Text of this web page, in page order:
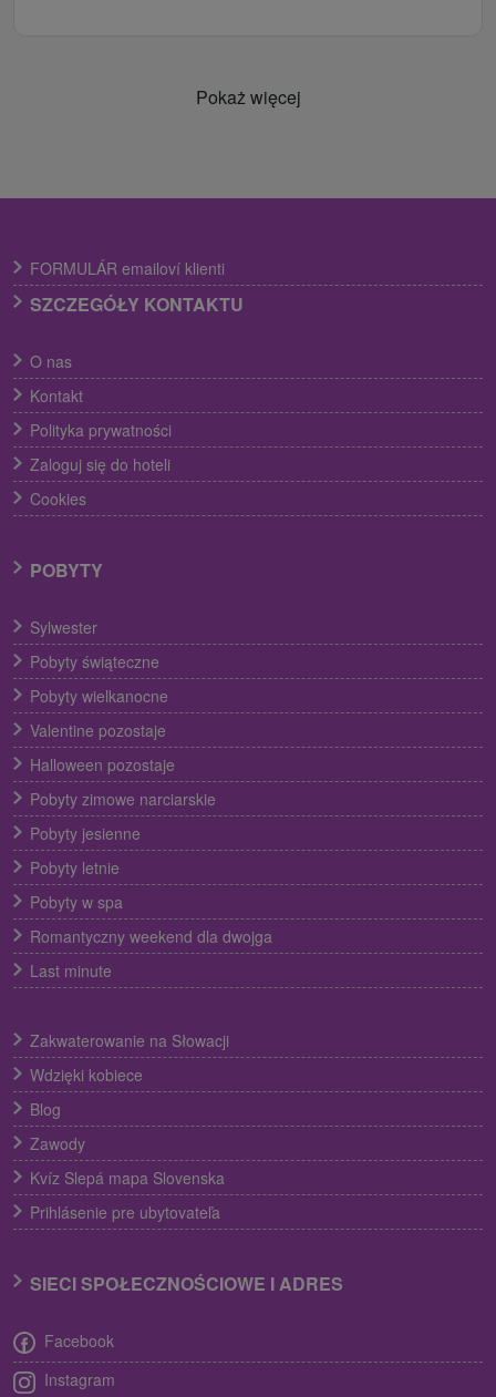
Pokaż więcej
FORMULÁR emailoví klienti
SZCZEGÓŁY KONTAKTU
O nas
Kontakt
Polityka prywatności
Zaloguj się do hoteli
Cookies
POBYTY
Sylwester
Pobyty świąteczne
Pobyty wielkanocne
Valentine pozostaje
Halloween pozostaje
Pobyty zimowe narciarskie
Pobyty jesienne
Pobyty letnie
Pobyty w spa
Romantyczny weekend dla dwojga
Last minute
Zakwaterowanie na Słowacji
Wdzięki kobiece
Blog
Zawody
Kvíz Slepá mapa Slovenska
Prihlásenie pre ubytovateľa
SIECI SPOŁECZNOŚCIOWE I ADRES
Facebook
Instagram